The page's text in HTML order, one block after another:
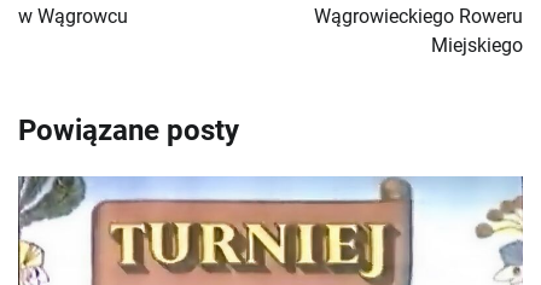
w Wągrowcu
Wągrowieckiego Roweru
Miejskiego
Powiązane posty